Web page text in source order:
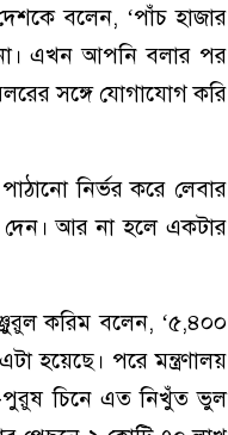
বলেন, ‘পাঁচ হাজার
এখন আপনি বলার পর
সঙ্গে যোগাযোগ করি
নির্ভর করে লেবার
দেন। আর না হলে একটার
করিম বলেন, ‘৫,৪০০
হয়েছে। পরে মন্ত্রণালয়
পুরুষ চিনে এত নিখুঁত ভুল